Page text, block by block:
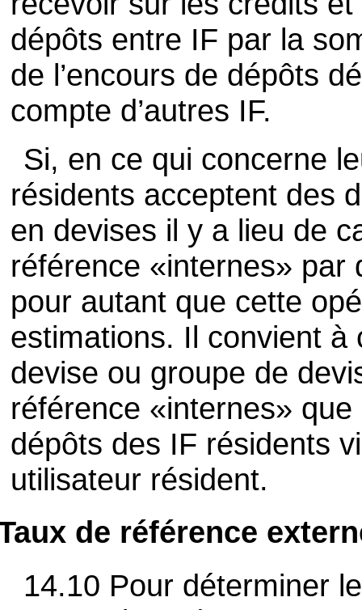
dépôts entre IF par la
de l’encours de dépôts
compte d’autres IF.
Si, en ce qui concerne
résidents acceptent des
en devises il y a lieu de
référence «internes» par
pour autant que cette
estimations. Il convient
devise ou groupe de
référence «internes»
dépôts des IF résidents
utilisateur résident.
de référence
14.10 Pour déterminer